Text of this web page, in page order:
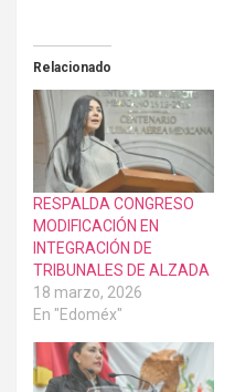
Relacionado
RESPALDA CONGRESO
MODIFICACIÓN EN
INTEGRACIÓN DE
TRIBUNALES DE ALZADA
18 marzo, 2026
En "Edoméx"